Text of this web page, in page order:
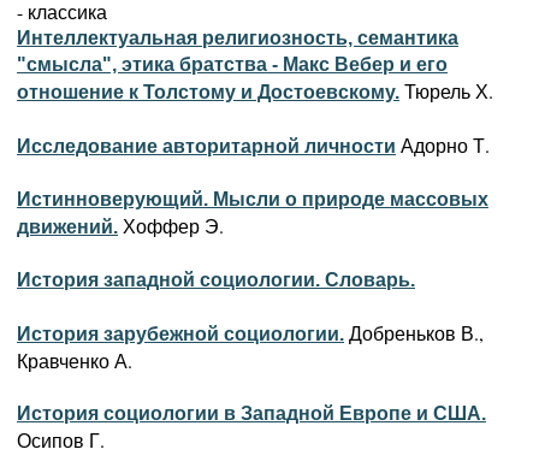
- классика
Интеллектуальная религиозность, семантика
"смысла", этика братства - Макс Вебер и его
отношение к Толстому и Достоевскому. Тюрель Х.
Исследование авторитарной личности Адорно Т.
Истинноверующий. Мысли о природе массовых
движений. Хоффер Э.
История западной социологии. Словарь.
История зарубежной социологии. Добреньков В.,
Кравченко А.
История социологии в Западной Европе и США.
Осипов Г.